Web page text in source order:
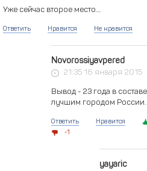
Уже сейчас второе место....
Ответить Нравится Не нравится
Novorossiyavpered
21:35 16 января 2015
Вывод - 23 года в
лучшим городом
Ответить Нравится
1
yayaric